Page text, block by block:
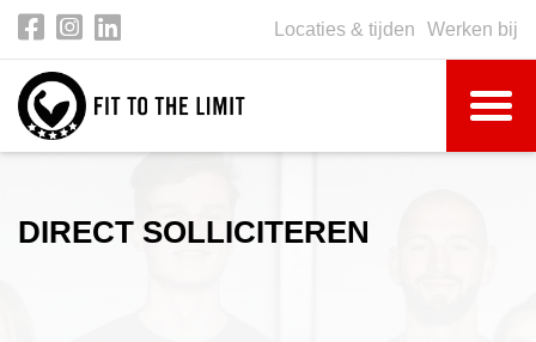
Locaties & tijden Werken bij
DIRECT SOLLICITEREN